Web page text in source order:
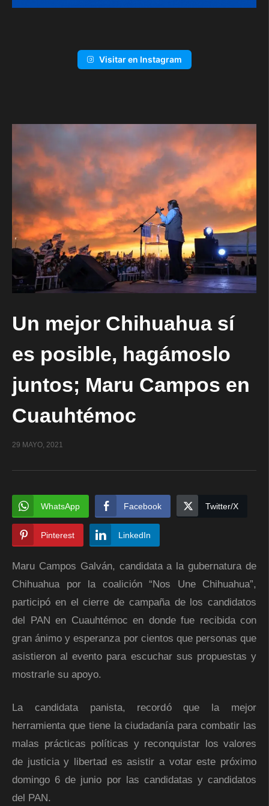
Visitar en Instagram
Un mejor Chihuahua sí
es posible, hagámoslo
juntos; Maru Campos en
Cuauhtémoc
29 MAYO, 2021
WhatsApp Facebook Twitter/X
Pinterest LinkedIn
Maru Campos Galván, candidata a la gubernatura de
Chihuahua por la coalición “Nos Une Chihuahua”,
participó en el cierre de campaña de los candidatos
del PAN en Cuauhtémoc en donde fue recibida con
gran ánimo y esperanza por cientos que personas que
asistieron al evento para escuchar sus propuestas y
mostrarle su apoyo.
La candidata panista, recordó que la mejor
herramienta que tiene la ciudadanía para combatir las
malas prácticas políticas y reconquistar los valores
de justicia y libertad es asistir a votar este próximo
domingo 6 de junio por las candidatas y candidatos
del PAN.